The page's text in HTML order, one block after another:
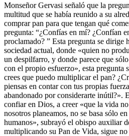
Monseñor Gervasi señaló que la
multitud que se había reunido a su
comprar pan para que tengan qué
pregunta: “¿Confías en mí? ¿Confían
proclamado? ” Esta pregunta se dirige
sociedad actual, donde «quien no
un despilfarro, y donde parece que
con el propio esfuerzo», esta pregunta
crees que puedo multiplicar el pan?
piensas en contar con tus propias
abandonado por considerarte inútil?».
confiar en Dios, a creer «que la vida
nosotros planeamos, no se basa sólo
humanos», subrayó el obispo auxiliar
multiplicando su Pan de Vida, sigue